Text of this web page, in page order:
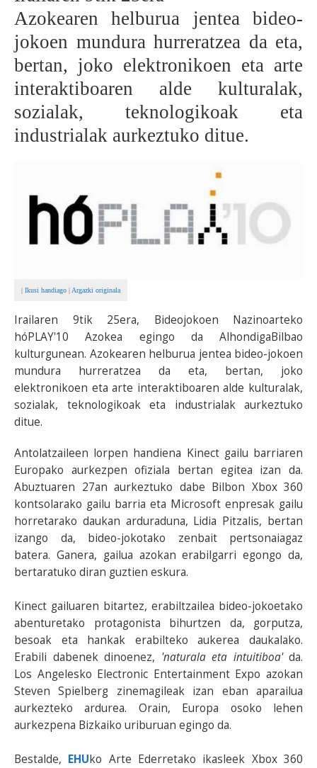
BEREZIAK
ARGAZKIAK
... AUKERA GEHIAGO
Azokearen helburua jentea bideo-
jokoen mundura hurreratzea da eta,
bertan, joko elektronikoen eta arte
interaktiboaren alde kulturalak,
sozialak, teknologikoak eta
industrialak aurkeztuko ditue.
| Ikusi handiago | Argazki originala
Irailaren 9tik 25era, Bideojokoen Nazinoarteko
hóPLAY'10 Azokea egingo da AlhondigaBilbao
kulturgunean. Azokearen helburua jentea bideo-jokoen
mundura hurreratzea da eta, bertan, joko
elektronikoen eta arte interaktiboaren alde kulturalak,
sozialak, teknologikoak eta industrialak aurkeztuko
ditue.
Antolatzaileen lorpen handiena Kinect gailu barriaren
Europako aurkezpen ofiziala bertan egitea izan da.
Abuztuaren 27an aurkeztuko dabe Bilbon Xbox 360
kontsolarako gailu barria eta Microsoft enpresak gailu
horretarako daukan arduraduna, Lidia Pitzalis, bertan
izango da, bideo-jokotako zenbait pertsonaiagaz
batera. Ganera, gailua azokan erabilgarri egongo da,
bertaratuko diran guztien eskura.
Kinect gailuaren bitartez, erabiltzailea bideo-jokoetako
abenturetako protagonista bihurtzen da, gorputza,
besoak eta hankak erabilteko aukerea daukalako.
Erabili dabenek dinoenez, 'naturala eta intuitiboa' da.
Los Angelesko Electronic Entertainment Expo azokan
Steven Spielberg zinemagileak izan eban aparailua
aurkezteko ardurea. Orain, Europa osoko lehen
aurkezpena Bizkaiko uriburuan egingo da.
Bestalde, EHUko Arte Ederretako ikasleek Xbox 360